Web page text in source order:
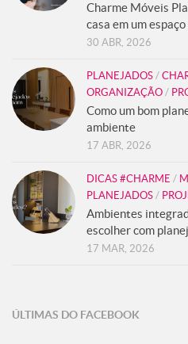
Charme Móveis
casa em um
30 ABR, 2026
PLANEJADOS /
ORGANIZAÇÃO /
Como um bom
ambiente
17 ABR, 2026
DICAS #CHARME /
PLANEJADOS /
Ambientes
escolher com
17 MAR, 2026
ÚLTIMAS DO FACEBOOK